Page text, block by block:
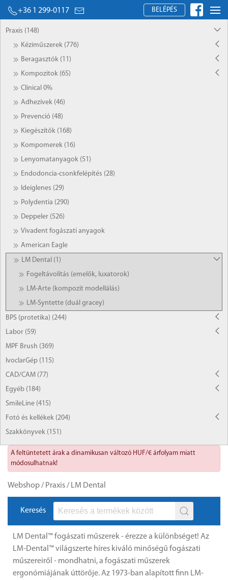
+36 1 299-0117 BELÉPÉS
Praxis (148)
Kéziműszerek (776)
Beragasztók (11)
Kompozitok (65)
Clinical 0%
Adhezívek (46)
Prevenció (48)
Kiegészítők (168)
Kompomerek (16)
Lenyomatanyagok (51)
Endodoncia-csonkfelépítés (28)
Ideiglenes (29)
Polydentia (290)
Deppeler (526)
Vivadent fogászati anyagok
American Eagle
LM Dental (1)
Fogeltávolítás (emelők, luxatorok)
LM-Arte (kompozit modellálás)
LM-Syntette (duál gracey)
BPS (protetika) (244)
Labor (59)
MPF Brush (369)
IvoclarGép (115)
CAD/CAM (77)
Egyéb (184)
SmileLine (415)
Fotó és kellékek (204)
Szakkönyvek (151)
A feltüntetett árak a dinamikusan változó HUF/€ árfolyam miatt
módosulhatnak!
Webshop/ Praxis/ LM Dental
Keresés
LM Dental™ fogászati műszerek - érezze a különbséget! Az
LM-Dental™ világszerte híres kiváló minőségű fogászati ​​
műszereiről - mondhatni, a fogászati ​​műszerek
ergonómiájának úttörője. Az 1973-ban alapított finn LM-